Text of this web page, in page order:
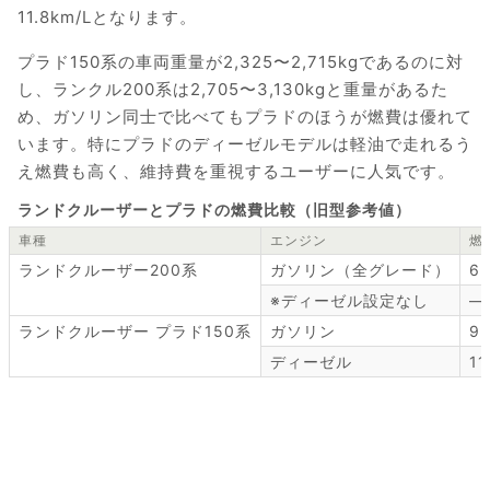
11.8km/Lとなります。
プラド150系の車両重量が2,325〜2,715kgであるのに対
し、ランクル200系は2,705〜3,130kgと重量があるた
め、ガソリン同士で比べてもプラドのほうが燃費は優れて
います。特にプラドのディーゼルモデルは軽油で走れるう
え燃費も高く、維持費を重視するユーザーに人気です。
ランドクルーザーとプラドの燃費比較（旧型参考値）
車種 エンジン 燃
ランドクルーザー200系 ガソリン（全グレード）
※ディーゼル設定なし
—
ランドクルーザー プラド150系
ガソリン
ディーゼル